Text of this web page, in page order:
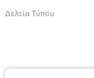
Δελτία Τύπου